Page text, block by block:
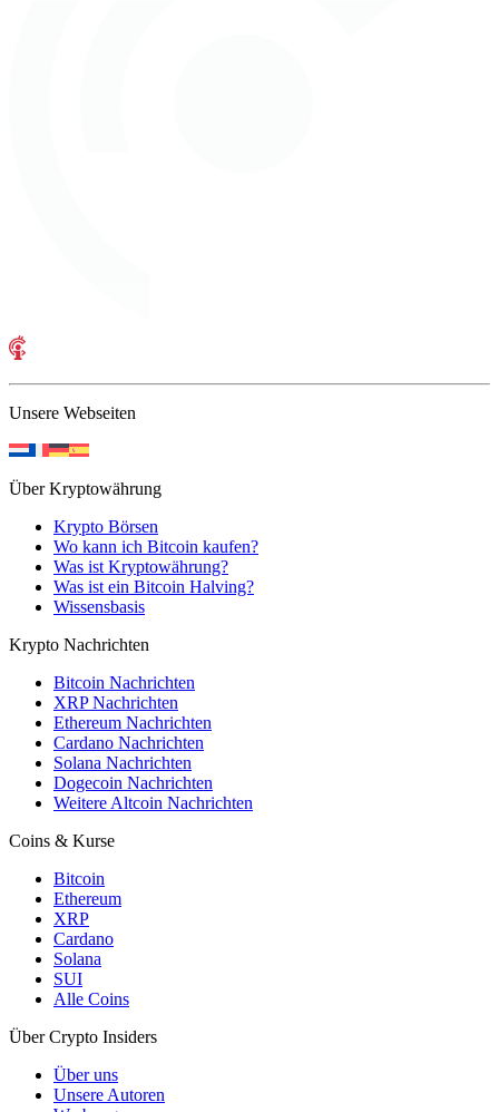
Unsere Webseiten
Über Kryptowährung
Krypto Börsen
Wo kann ich Bitcoin kaufen?
Was ist Kryptowährung?
Was ist ein Bitcoin Halving?
Wissensbasis
Krypto Nachrichten
Bitcoin Nachrichten
XRP Nachrichten
Ethereum Nachrichten
Cardano Nachrichten
Solana Nachrichten
Dogecoin Nachrichten
Weitere Altcoin Nachrichten
Coins & Kurse
Bitcoin
Ethereum
XRP
Cardano
Solana
SUI
Alle Coins
Über Crypto Insiders
Über uns
Unsere Autoren